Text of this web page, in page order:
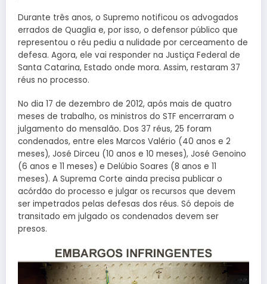
Durante três anos, o Supremo notificou os advogados
errados de Quaglia e, por isso, o defensor público que
representou o réu pediu a nulidade por cerceamento de
defesa. Agora, ele vai responder na Justiça Federal de
Santa Catarina, Estado onde mora. Assim, restaram 37
réus no processo.
No dia 17 de dezembro de 2012, após mais de quatro
meses de trabalho, os ministros do STF encerraram o
julgamento do mensalão. Dos 37 réus, 25 foram
condenados, entre eles Marcos Valério (40 anos e 2
meses), José Dirceu (10 anos e 10 meses), José Genoino
(6 anos e 11 meses) e Delúbio Soares (8 anos e 11
meses). A Suprema Corte ainda precisa publicar o
acórdão do processo e julgar os recursos que devem
ser impetrados pelas defesas dos réus. Só depois de
transitado em julgado os condenados devem ser
presos.